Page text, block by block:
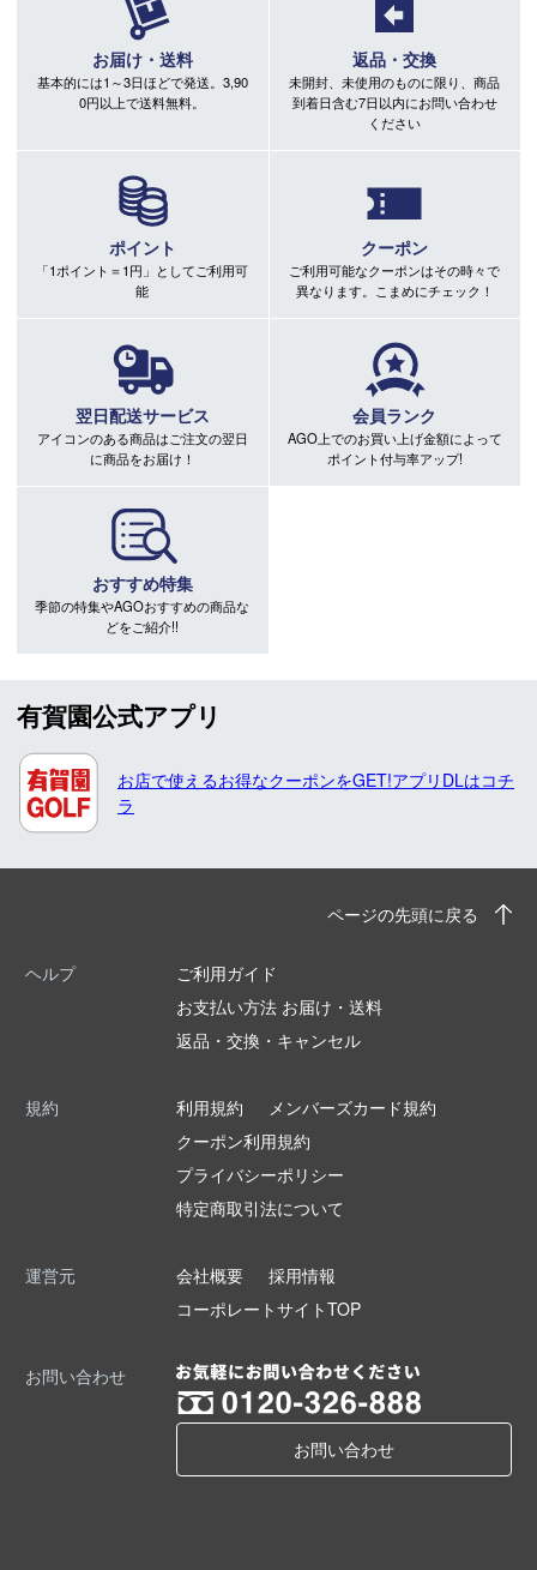
お届け・送料
基本的には1～3日ほどで発送。3,90
0円以上で送料無料。
返品・交換
未開封、未使用のものに限り、商品
到着日含む7日以内にお問い合わせ
ください
ポイント
「1ポイント＝1円」としてご利用可
能
クーポン
ご利用可能なクーポンはその時々で
異なります。こまめにチェック！
翌日配送サービス
アイコンのある商品はご注文の翌日
に商品をお届け！
会員ランク
AGO上でのお買い上げ金額によって
ポイント付与率アップ!
おすすめ特集
季節の特集やAGOおすすめの商品な
どをご紹介!!
有賀園公式アプリ
お店で使えるお得なクーポンをGET!アプリDLはコチ
ラ
ページの先頭に戻る
ヘルプ
ご利用ガイド
お支払い方法 お届け・送料
返品・交換・キャンセル
規約 利用規約
メンバーズカード規約
クーポン利用規約
プライバシーポリシー
特定商取引法について
運営元 会社概要
採用情報
コーポレートサイトTOP
お問い合わせ
お問い合わせ